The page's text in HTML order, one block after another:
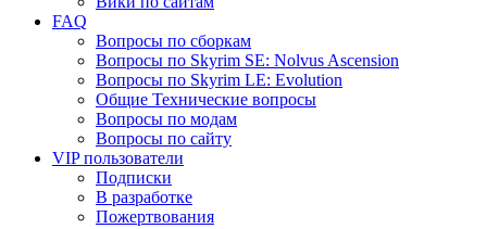
FAQ
Вопросы по сборкам
Вопросы по Skyrim SE: Nolvus Ascension
Вопросы по Skyrim LE: Evolution
Общие Технические вопросы
Вопросы по модам
Вопросы по сайту
VIP пользователи
Подписки
В разработке
Пожертвования